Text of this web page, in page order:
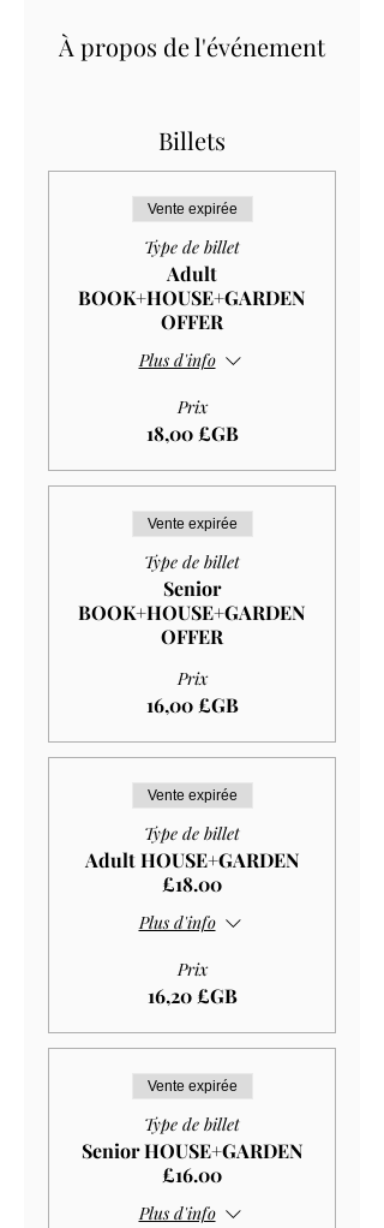
À propos de l'événement
Billets
Vente expirée
Type de billet
Adult
BOOK+HOUSE+GARDEN
OFFER
Plus d'info
Prix
18,00 £GB
Vente expirée
Type de billet
Senior
BOOK+HOUSE+GARDEN
OFFER
Prix
16,00 £GB
Vente expirée
Type de billet
Adult HOUSE+GARDEN
£18.00
Plus d'info
Prix
16,20 £GB
Vente expirée
Type de billet
Senior HOUSE+GARDEN
£16.00
Plus d'info